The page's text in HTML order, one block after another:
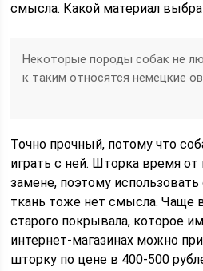
смысла. Какой материал
Некоторые породы собак не
к таким относятся немецкие
Точно прочный, потому что
играть с ней. Шторка время
замене, поэтому
ткань тоже нет смысла. Чаще
старого покрывала, которое
интернет-магазинах можно
шторку по цене в 400-500